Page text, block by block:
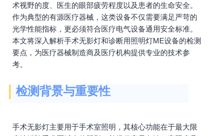
术视野的度、医生的眼部疲劳程度以及患者的生命安全。
作为典型的有源医疗器械，这类设备不仅需要满足严苛的
光学性能指标，更必须符合医疗电气设备通用安全标准。
本文将深入解析手术无影灯和诊断用照明灯ME设备的检测
要点，为医疗器械制造商及医疗机构提供专业的技术参
考。
检测背景与重要性
手术无影灯主要用于手术室照明，其核心功能在于最大限